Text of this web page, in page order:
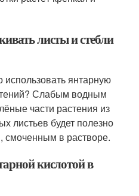
листы и стебли
янтарную
Слабым водным
части растения из
листьев будет полезно
смоченным в растворе.
кислотой в